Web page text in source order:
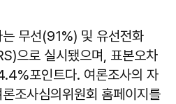
무선(91%) 및 유선전화
으로 실시됐으며, 표본오차
포인트다. 여론조사의 자
조사심의위원회 홈페이지를